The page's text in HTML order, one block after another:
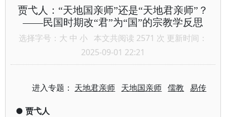
贾弋人：“天地国亲师”还是“天地君亲师”？
——民国时期改“君”为“国”的宗教学反思
选择字号： 大 中 小 本文共阅读 2571 次 更新时间：
2025-09-01 22:21
进入专题： 天地君亲师 天地国亲师 儒教 易传
● 贾弋人